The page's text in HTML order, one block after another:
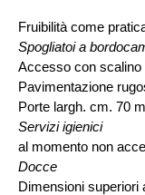
Fruibilità come
Spogliatoi a
Accesso con scalino
Pavimentazione
Porte largh. cm. 70
Servizi igienici
al momento non
Docce
Dimensioni